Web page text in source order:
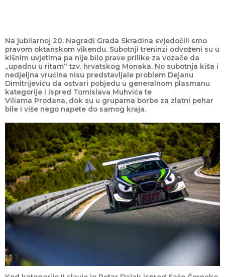
Na jubilarnoj 20. Nagradi Grada Skradina svjedočili smo
pravom oktanskom vikendu. Subotnji treninzi odvoženi su u
kišnim uvjetima pa nije bilo prave prilike za vozače da
„upadnu u ritam“ tzv. hrvatskog Monaka. No subotnja kiša i
nedjeljna vrućina nisu predstavljale problem Dejanu
Dimitrijeviću da ostvari pobjedu u generalnom plasmanu
kategorije I ispred Tomislava Muhvića te
Viliama Prodana, dok su u grupama borbe za zlatni pehar
bile i više nego napete do samog kraja.